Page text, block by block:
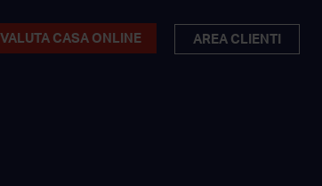
VALUTA CASA ONLINE AREA CLIENTI